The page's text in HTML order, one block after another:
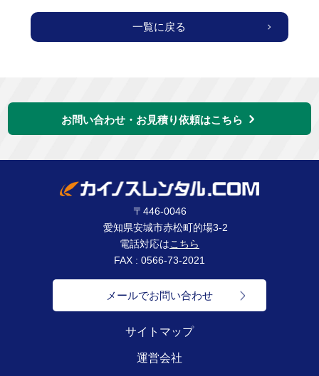
一覧に戻る
お問い合わせ・お見積り依頼はこちら
〒446-0046
愛知県安城市赤松町的場3-2
電話対応はこちら
FAX : 0566-73-2021
メールでお問い合わせ
サイトマップ
運営会社